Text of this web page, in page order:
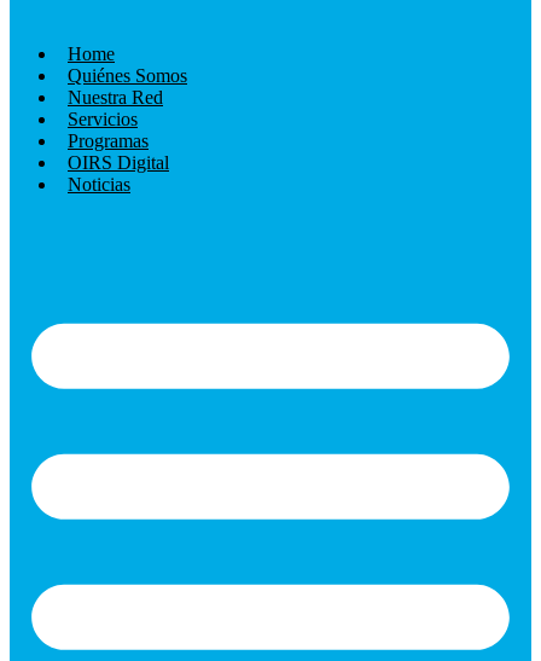
Home
Quiénes Somos
Nuestra Red
Servicios
Programas
OIRS Digital
Noticias